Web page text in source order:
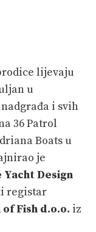
lijevaju
u
i svih
36 Patrol
Boats u
je
Yacht Design
registar
of Fish d.o.o. iz